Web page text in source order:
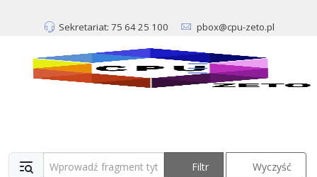
Sekretariat: 75 64 25 100 pbox@cpu-zeto.pl
Wprowadź fragment tytułu Filtr Wyczyść